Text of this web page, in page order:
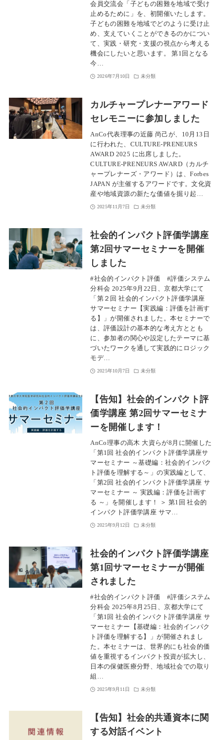
会員交流会「子どもの困難を地域で受け
止めるために」を、初開催いたします。
子どもの困難を地域でどのように受け止
め、支えていくことができるのかについ
て、実践・研究・支援の視点から考える
機会にしたいと思います。 第1回となる
今…
2026年7月10日 未分類
カルチャープレナーアワード
セレモニーに参加しました
AnCo代表理事の近藤 尚己が、10月13日
に行われた、CULTURE-PRENEURS
AWARD 2025 に出席しました。
CULTURE-PRENEURS AWARD（カルチ
ャープレナーズ・アワード）は、Forbes
JAPAN が主催するアワードです。文化資
産や地域資源の新たな価値を掘り起…
2025年11月7日 未分類
社会的インパクト評価学講座
第2回サマーセミナーを開催
しました
#社会的インパクト評価 #評価システム
分科会 2025年9月22日、京都大学にて
「第２回 社会的インパクト評価学講座
サマーセミナー【実践編：評価を計画す
る】」が開催されました。本セミナーで
は、評価設計の基本的な考え方ととも
に、参加者の関心や設定したテーマに基
づいたワークを通して実践的にロジック
モデ…
2025年10月7日 未分類
【告知】社会的インパクト評
価学講座 第2回サマーセミナ
ーを開催します！
AnCo理事の高木 大資らが8月に開催した
「第1回 社会的インパクト評価学講座サ
マーセミナー ～基礎編：社会的インパク
ト評価を理解する～」の実践編として、
「第2回 社会的インパクト評価学講座 サ
マーセミナー ～ 実践編：評価を計画す
る ～」を開催します！ ＞ 第1回 社会的
インパクト評価学講座 サマ…
2025年9月12日 未分類
社会的インパクト評価学講座
第1回サマーセミナーが開催
されました
#社会的インパクト評価 #評価システム
分科会 2025年8月25日、京都大学にて
「第1回 社会的インパクト評価学講座 サ
マーセミナー【基礎編：社会的インパク
ト評価を理解する】」が開催されまし
た。本セミナーは、世界的にも社会的価
値を重視するインパクト投資が拡大し、
日本の保健医療分野、地域社会での取り
組…
2025年9月11日 未分類
【告知】社会的共通資本に関
する対話イベント